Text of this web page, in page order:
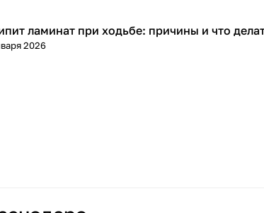
покрытия
ламинат при ходьбе: причины и что
2026